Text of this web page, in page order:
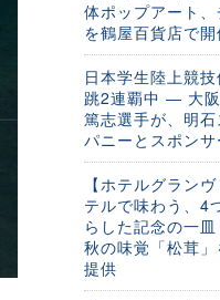
体ポップアート
を鶴屋百貨店で開
日本学生陸上競
跳2連覇中 ― 大
篤志選手が、明
パニーとスポン
【ホテルグラン
テルで味わう、4
らした記念の一
秋の味覚「松茸
提供